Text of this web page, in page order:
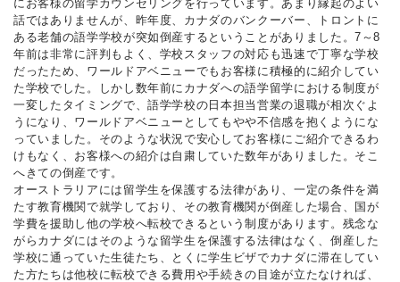
にお客様の留学カウンセリングを行っています。あまり縁起のよい
話ではありませんが、昨年度、カナダのバンクーバー、トロントに
ある老舗の語学学校が突如倒産するということがありました。7～8
年前は非常に評判もよく、学校スタッフの対応も迅速で丁寧な学校
だったため、ワールドアベニューでもお客様に積極的に紹介してい
た学校でした。しかし数年前にカナダへの語学留学における制度が
一変したタイミングで、語学学校の日本担当営業の退職が相次ぐよ
うになり、ワールドアベニューとしてもやや不信感を抱くようにな
っていました。そのような状況で安心してお客様にご紹介できるわ
けもなく、お客様への紹介は自粛していた数年がありました。そこ
へきての倒産です。
オーストラリアには留学生を保護する法律があり、一定の条件を満
たす教育機関で就学しており、その教育機関が倒産した場合、国が
学費を援助し他の学校へ転校できるという制度があります。残念な
がらカナダにはそのような留学生を保護する法律はなく、倒産した
学校に通っていた生徒たち、とくに学生ビザでカナダに滞在してい
た方たちは他校に転校できる費用や手続きの目途が立たなければ、